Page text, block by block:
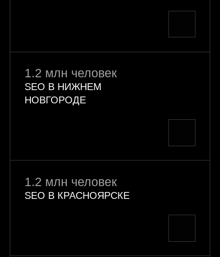
1.2 млн человек
SEO В НИЖНЕМ
НОВГОРОДЕ
1.2 млн человек
SEO В КРАСНОЯРСКЕ